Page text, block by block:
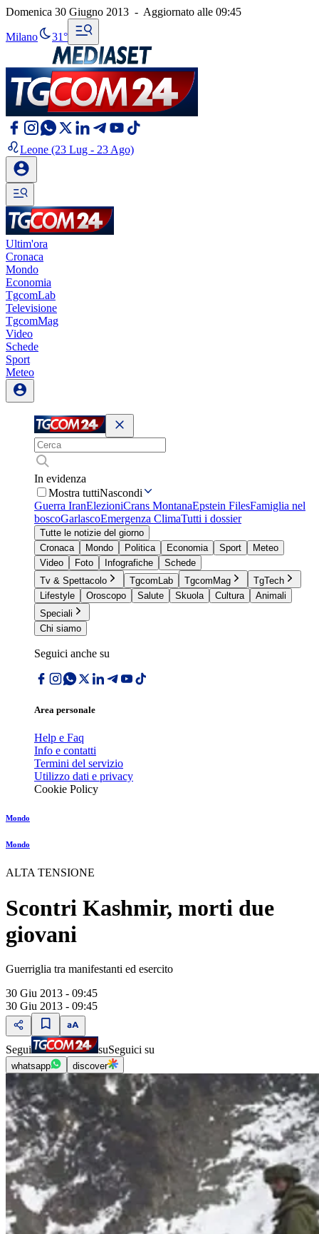
Domenica 30 Giugno 2013 - Aggiornato alle 09:45
Milano 31°
Leone (23 Lug - 23 Ago)
Ultim'ora
Cronaca
Mondo
Economia
TgcomLab
Televisione
TgcomMag
Video
Schede
Sport
Meteo
In evidenza
Mostra tuttiNascondi
Guerra IranElezioniCrans MontanaEpstein FilesFamiglia nel
boscoGarlascoEmergenza ClimaTutti i dossier
Tutte le notizie del giorno
Cronaca
Mondo Politica Economia Sport
Meteo
Video
Foto Infografiche
Schede
Tv & Spettacolo
TgcomLab TgcomMag
TgTech
Lifestyle
Oroscopo Salute Skuola Cultura
Animali
Speciali
Chi siamo
Seguici anche su
Area personale
Help e Faq
Info e contatti
Termini del servizio
Utilizzo dati e privacy
Cookie Policy
Mondo
Mondo
ALTA TENSIONE
Scontri Kashmir, morti due
giovani
Guerriglia tra manifestanti ed esercito
30 Giu 2013 - 09:45
30 Giu 2013 - 09:45
Segui suSeguici su
whatsapp discover